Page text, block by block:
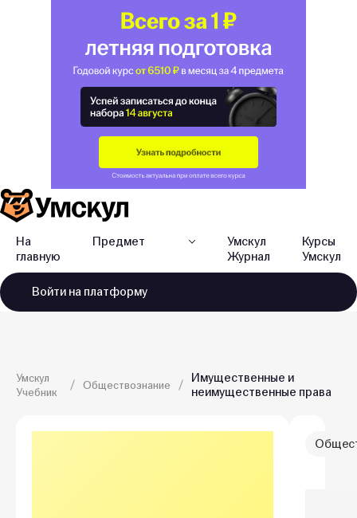
На
главную
Предмет
Умскул
Журнал
Курсы
Умскул
Войти на платформу
Умскул
Учебник
Обществознание
Имущественные и
неимущественные права